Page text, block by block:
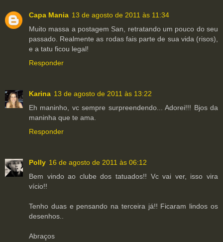
Capa Mania 13 de agosto de 2011 às 11:34
Muito massa a postagem San, retratando um pouco do seu
passado. Realmente as rodas fais parte de sua vida (risos),
e a tatu ficou legal!
Responder
Karina 13 de agosto de 2011 às 13:22
Eh maninho, vc sempre surpreendendo... Adorei!!! Bjos da
maninha que te ama.
Responder
Polly 16 de agosto de 2011 às 06:12
Bem vindo ao clube dos tatuados!! Vc vai ver, isso vira
vício!!
Tenho duas e pensando na terceira já!! Ficaram lindos os
desenhos..
Abraços